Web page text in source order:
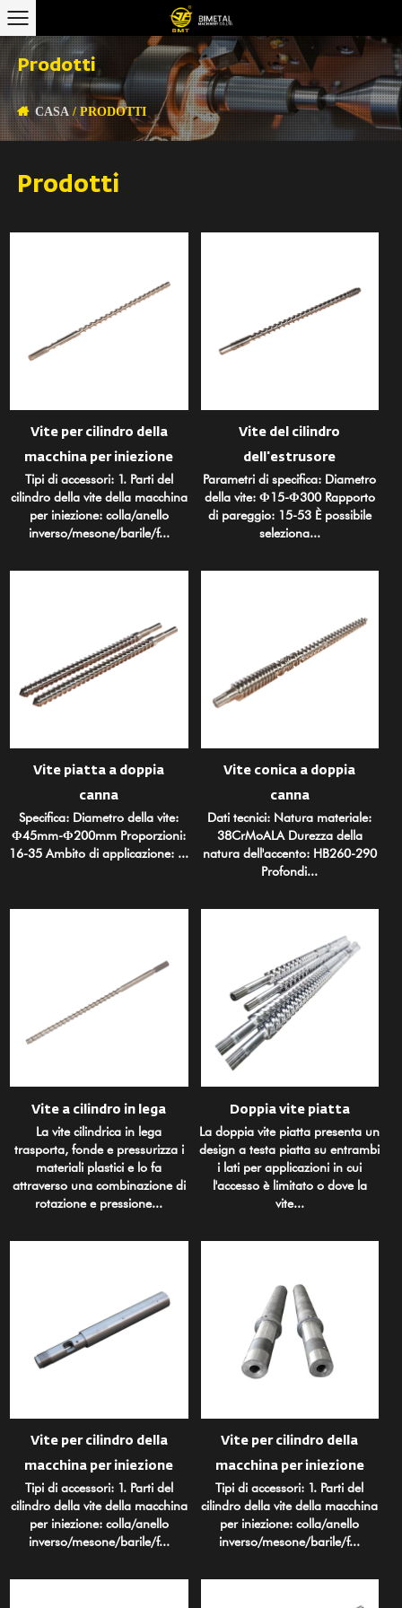
Prodotti
CASA /PRODOTTI
Prodotti
Vite per cilindro della
macchina per iniezione
Tipi di accessori: 1. Parti del
cilindro della vite della macchina
per iniezione: colla/anello
inverso/mesone/barile/f...
Vite del cilindro
dell'estrusore
Parametri di specifica: Diametro
della vite: Φ15-Φ300 Rapporto
di pareggio: 15-53 È possibile
seleziona...
Vite piatta a doppia
canna
Specifica: Diametro della vite:
Φ45mm-Φ200mm Proporzioni:
16-35 Ambito di applicazione: ...
Vite conica a doppia
canna
Dati tecnici: Natura materiale:
38CrMoALA Durezza della
natura dell'accento: HB260-290
Profondi...
Vite a cilindro in lega
La vite cilindrica in lega
trasporta, fonde e pressurizza i
materiali plastici e lo fa
attraverso una combinazione di
rotazione e pressione...
Doppia vite piatta
La doppia vite piatta presenta un
design a testa piatta su entrambi
i lati per applicazioni in cui
l'accesso è limitato o dove la
vite...
Vite per cilindro della
macchina per iniezione
Tipi di accessori: 1. Parti del
cilindro della vite della macchina
per iniezione: colla/anello
inverso/mesone/barile/f...
Vite per cilindro della
macchina per iniezione
Tipi di accessori: 1. Parti del
cilindro della vite della macchina
per iniezione: colla/anello
inverso/mesone/barile/f...